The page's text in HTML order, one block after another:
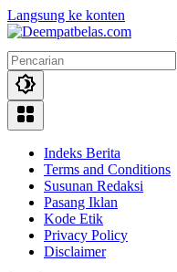
Langsung ke konten
Indeks Berita
Terms and Conditions
Susunan Redaksi
Pasang Iklan
Kode Etik
Privacy Policy
Disclaimer